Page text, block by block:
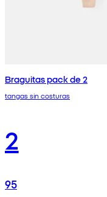
Braguitas pack de 2
tangas sin costuras
2
95